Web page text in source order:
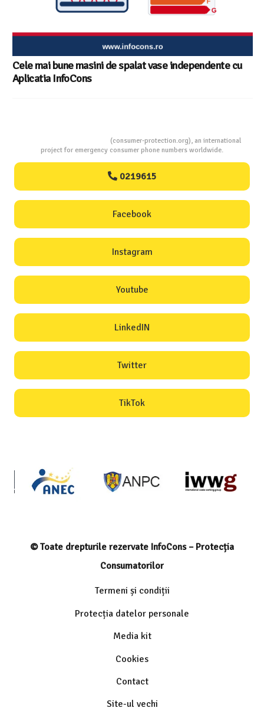
Cele mai bune masini de spalat vase independente cu
Aplicatia InfoCons
(consumer-protection.org), an international
project for emergency consumer phone numbers worldwide.
0219615
Facebook
Instagram
Youtube
LinkedIN
Twitter
TikTok
© Toate drepturile rezervate InfoCons – Protecția
Consumatorilor
Termeni și condiții
Protecția datelor personale
Media kit
Cookies
Contact
Site-ul vechi